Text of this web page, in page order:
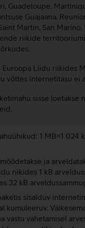
Guadeloupe,
Guajaana,
Martin, San Marino,
riikide
Euroopa Liidu riikides
võttes internetitasu ei
sisse loetakse
1 MB=1 024
ja
riikides 1 kB
32 kB
sisalduv
kumuleeruv.
vastu vahetamisel